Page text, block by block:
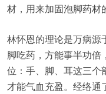
材，用来加固泡脚药材
林怀恩的理论是万病源
脚吃药，方能事半功倍
位：手、脚、耳这三个
才能气血充盈。经络通